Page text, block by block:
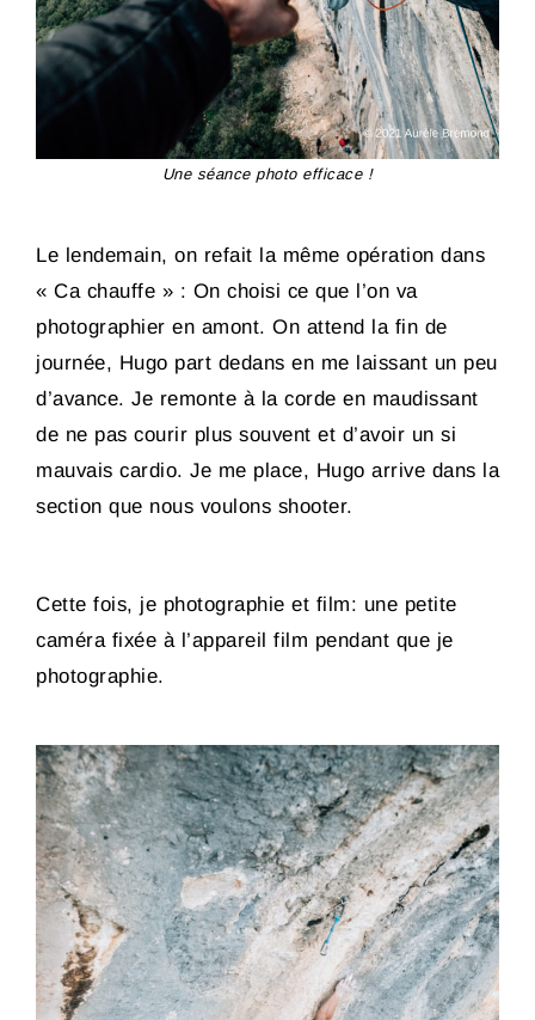
Une séance photo efficace !
Le lendemain, on refait la même opération dans
« Ca chauffe » : On choisi ce que l’on va
photographier en amont. On attend la fin de
journée, Hugo part dedans en me laissant un peu
d’avance. Je remonte à la corde en maudissant
de ne pas courir plus souvent et d’avoir un si
mauvais cardio. Je me place, Hugo arrive dans la
section que nous voulons shooter.
Cette fois, je photographie et film: une petite
caméra fixée à l’appareil film pendant que je
photographie.